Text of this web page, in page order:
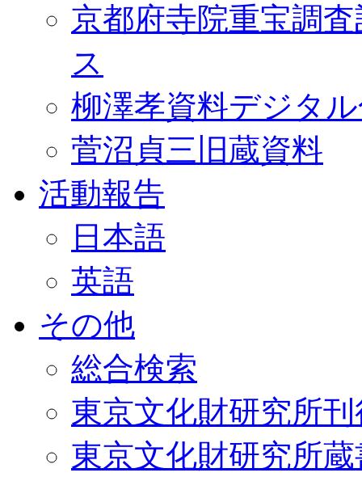
京都府寺院重宝調
ス
柳澤孝資料デジタ
菅沼貞三旧蔵資料
活動報告
日本語
英語
その他
総合検索
東京文化財研究所
東京文化財研究所